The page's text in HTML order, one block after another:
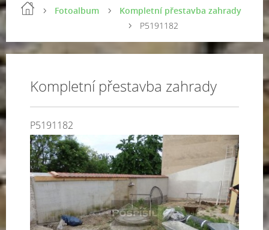
Fotoalbum
Kompletní přestavba zahrady
P5191182
Kompletní přestavba zahrady
P5191182